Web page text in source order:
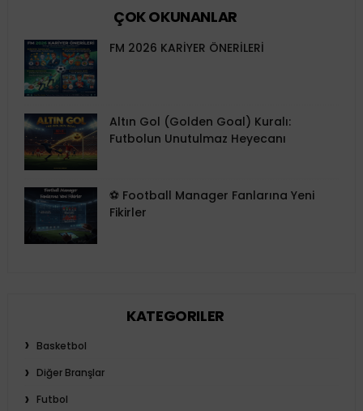
ÇOK OKUNANLAR
FM 2026 KARİYER ÖNERİLERİ
Altın Gol (Golden Goal) Kuralı:
Futbolun Unutulmaz Heyecanı
⚽ Football Manager Fanlarına Yeni
Fikirler
KATEGORILER
Basketbol
Diğer Branşlar
Futbol